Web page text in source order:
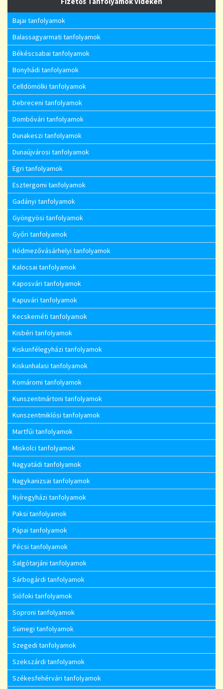
Bajai tanfolyamok
Balassagyarmati tanfolyamok
Békéscsabai tanfolyamok
Bonyhádi tanfolyamok
Celldömölki tanfolyamok
Debreceni tanfolyamok
Dombóvári tanfolyamok
Dunakeszi tanfolyamok
Dunaújvárosi tanfolyamok
Egri tanfolyamok
Esztergomi tanfolyamok
Gadányi tanfolyamok
Gyöngyösi tanfolyamok
Győri tanfolyamok
Hódmezővásárhelyi tanfolyamok
Kalocsai tanfolyamok
Kaposvári tanfolyamok
Kapuvári tanfolyamok
Kecskeméti tanfolyamok
Kisbéri tanfolyamok
Kiskunfélegyházi tanfolyamok
Kiskunhalasi tanfolyamok
Komáromi tanfolyamok
Kunszentmártoni tanfolyamok
Kunszentmiklósi tanfolyamok
Martfűi tanfolyamok
Miskolci tanfolyamok
Nagyatádi tanfolyamok
Nagykanizsai tanfolyamok
Nyíregyházi tanfolyamok
Paksi tanfolyamok
Pápai tanfolyamok
Pécsi tanfolyamok
Salgótarjáni tanfolyamok
Sárbogárdi tanfolyamok
Siófoki tanfolyamok
Soproni tanfolyamok
Sümegi tanfolyamok
Szegedi tanfolyamok
Szekszárdi tanfolyamok
Székesfehérvári tanfolyamok